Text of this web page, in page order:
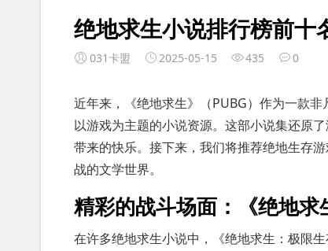
绝地求生小说排行榜前十
031卡盟 2025-05-15 435 0
近年来，《绝地求生》（PUBG）作为一款
以游戏为主题的小说资源。这部小说集还原
带来的快乐。接下来，我们将推荐绝地生存
战的文学世界。
精彩的战斗场面：《绝地求
在许多绝地求生小说中，《绝地求生：极限